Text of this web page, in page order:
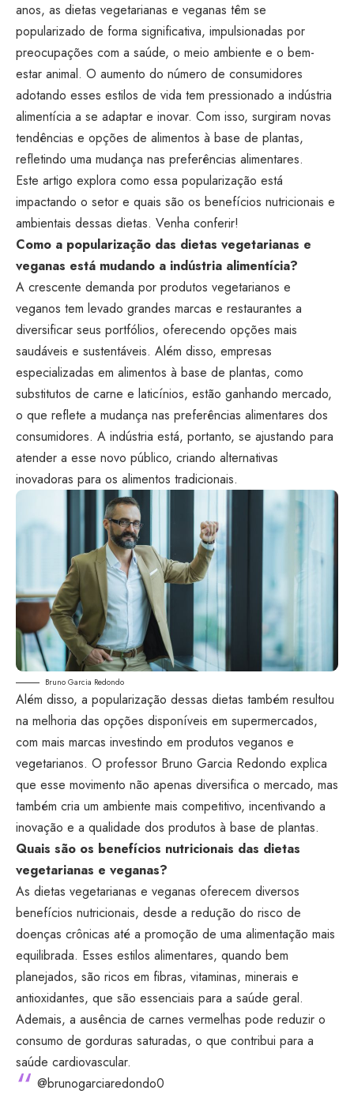
anos, as dietas vegetarianas e veganas têm se
popularizado de forma significativa, impulsionadas por
preocupações com a saúde, o meio ambiente e o bem-
estar animal. O aumento do número de consumidores
adotando esses estilos de vida tem pressionado a indústria
alimentícia a se adaptar e inovar. Com isso, surgiram novas
tendências e opções de alimentos à base de plantas,
refletindo uma mudança nas preferências alimentares.
Este artigo explora como essa popularização está
impactando o setor e quais são os benefícios nutricionais e
ambientais dessas dietas. Venha conferir!
Como a popularização das dietas vegetarianas e
veganas está mudando a indústria alimentícia?
A crescente demanda por produtos vegetarianos e
veganos tem levado grandes marcas e restaurantes a
diversificar seus portfólios, oferecendo opções mais
saudáveis e sustentáveis. Além disso, empresas
especializadas em alimentos à base de plantas, como
substitutos de carne e laticínios, estão ganhando mercado,
o que reflete a mudança nas preferências alimentares dos
consumidores. A indústria está, portanto, se ajustando para
atender a esse novo público, criando alternativas
inovadoras para os alimentos tradicionais.
Bruno Garcia Redondo
Além disso, a popularização dessas dietas também resultou
na melhoria das opções disponíveis em supermercados,
com mais marcas investindo em produtos veganos e
vegetarianos. O professor Bruno Garcia Redondo explica
que esse movimento não apenas diversifica o mercado, mas
também cria um ambiente mais competitivo, incentivando a
inovação e a qualidade dos produtos à base de plantas.
Quais são os benefícios nutricionais das dietas
vegetarianas e veganas?
As dietas vegetarianas e veganas oferecem diversos
benefícios nutricionais, desde a redução do risco de
doenças crônicas até a promoção de uma alimentação mais
equilibrada. Esses estilos alimentares, quando bem
planejados, são ricos em fibras, vitaminas, minerais e
antioxidantes, que são essenciais para a saúde geral.
Ademais, a ausência de carnes vermelhas pode reduzir o
consumo de gorduras saturadas, o que contribui para a
saúde cardiovascular.
@brunogarciaredondo0